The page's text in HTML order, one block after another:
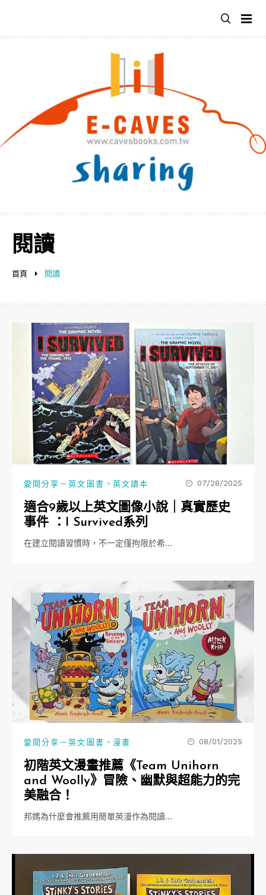
主
首頁 閱讀
閱讀
愛閱分享－英文圖書 、 英文讀本 07/28/2025
適合9歲以上英文圖像小說｜真實歷史
事件 ：I Survived系列
在建立閱讀習慣時，不一定僅拘限於希…
愛閱分享－英文圖書 、 漫畫 08/01/2025
初階英文漫畫推薦《Team Unihorn
and Woolly》冒險、幽默與超能力的完
美融合！
邦媽為什麼會推薦用簡單英漫作為閱讀…